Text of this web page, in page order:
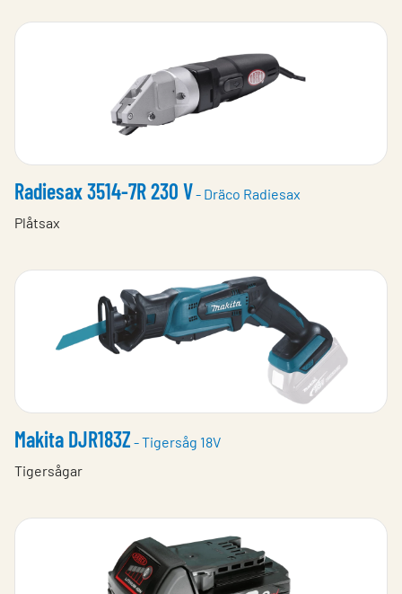
Radiesax 3514-7R 230 V- Dräco Radiesax
Plåtsax
Makita DJR183Z - Tigersåg 18V
Tigersågar